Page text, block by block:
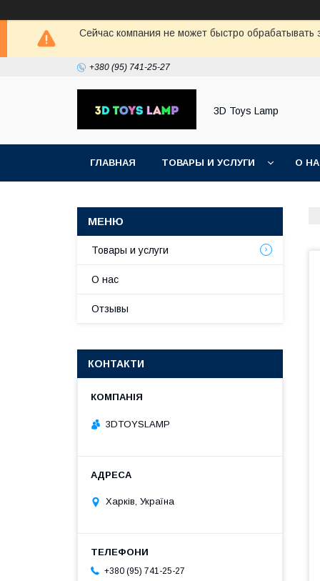
Сейчас компания не может быстро
+380 (95) 741-25-27
3D Toys Lamp
ГЛАВНАЯ ТОВАРЫ И УСЛУГИ О
Товары и услуги
О нас
Отзывы
КОНТАКТИ
3DTOYSLAMP
Харків, Україна
+380 (95) 741-25-27